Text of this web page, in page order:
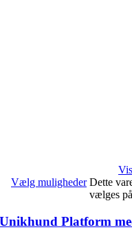
Vælg muligheder Dette
vælges
Unikhund Platform